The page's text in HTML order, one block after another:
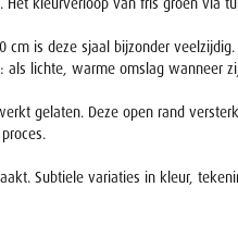
Het kleurverloop van fris groen via
cm is deze sjaal bijzonder
als lichte, warme omslag wanneer
gelaten. Deze open rand
Subtiele variaties in kleur,